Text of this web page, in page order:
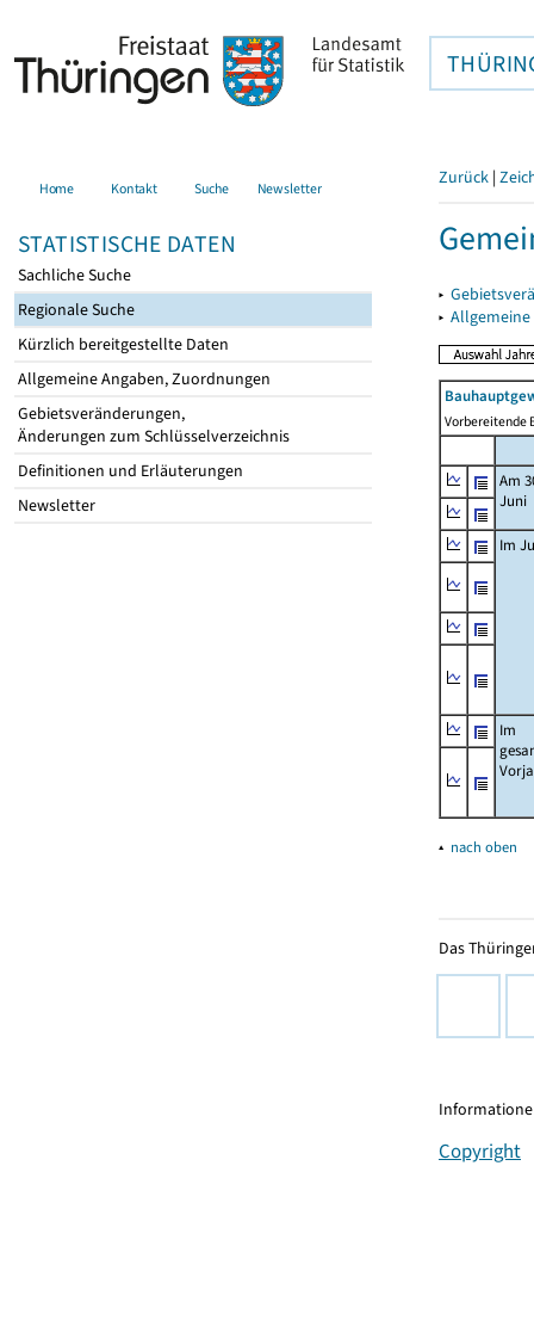
Home Kontakt Suche Newsletter
STATISTISCHE DATEN
Sachliche Suche
Regionale Suche
Kürzlich bereitgestellte Daten
Allgemeine Angaben, Zuordnungen
Gebietsveränderungen,
Änderungen zum Schlüsselverzeichnis
Definitionen und Erläuterungen
Newsletter
Zurück |
▸
▸
Vorbereitende
Am
Juni
Im
Im
▴ nach oben
Das
Copyright